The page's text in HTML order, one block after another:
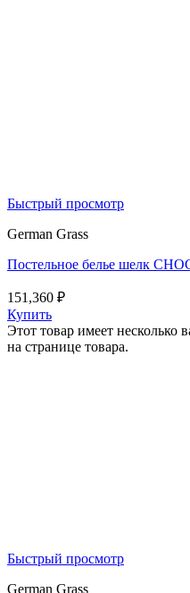
Быстрый просмотр
German Grass
Постельное белье шелк
151,360 ₽
Купить
Этот товар имеет
на странице товара.
Быстрый просмотр
German Grass